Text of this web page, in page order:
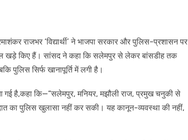
राजभर ‘विद्यार्थी’ ने भाजपा सरकार और पुलिस-प्रशासन पर
खड़े किए हैं। सांसद ने कहा कि सलेमपुर से लेकर बांसडीह तक
पुलिस सिर्फ खानापूर्ति में लगी है।
गई है,कहा कि—“सलेमपुर, मनियर, मझौली राज, प्रमुख चनुकी से
का पुलिस खुलासा नहीं कर सकी। यह कानून-व्यवस्था की नहीं,